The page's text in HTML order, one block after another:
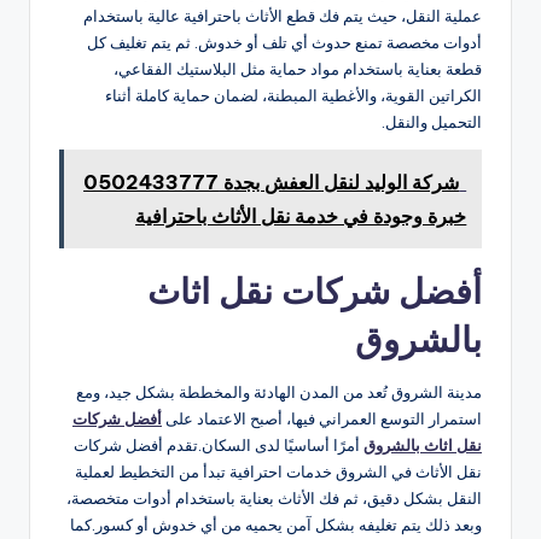
عملية النقل، حيث يتم فك قطع الأثاث باحترافية عالية باستخدام
أدوات مخصصة تمنع حدوث أي تلف أو خدوش. ثم يتم تغليف كل
قطعة بعناية باستخدام مواد حماية مثل البلاستيك الفقاعي،
الكراتين القوية، والأغطية المبطنة، لضمان حماية كاملة أثناء
التحميل والنقل.
شركة الوليد لنقل العفش بجدة 0502433777
خبرة وجودة في خدمة نقل الأثاث باحترافية
أفضل شركات نقل اثاث
بالشروق
مدينة الشروق تُعد من المدن الهادئة والمخططة بشكل جيد، ومع
استمرار التوسع العمراني فيها، أصبح الاعتماد على أفضل شركات
نقل اثاث بالشروق أمرًا أساسيًا لدى السكان.تقدم أفضل شركات
نقل الأثاث في الشروق خدمات احترافية تبدأ من التخطيط لعملية
النقل بشكل دقيق، ثم فك الأثاث بعناية باستخدام أدوات متخصصة،
وبعد ذلك يتم تغليفه بشكل آمن يحميه من أي خدوش أو كسور.كما